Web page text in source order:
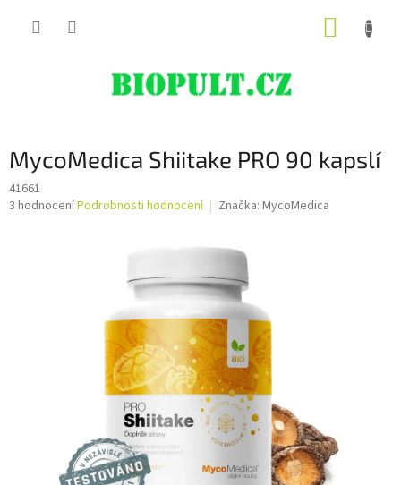
MycoMedica Shiitake PRO 90 kapslí
41661
Průměrné
3 hodnoceníPodrobnosti hodnocení Značka: MycoMedica